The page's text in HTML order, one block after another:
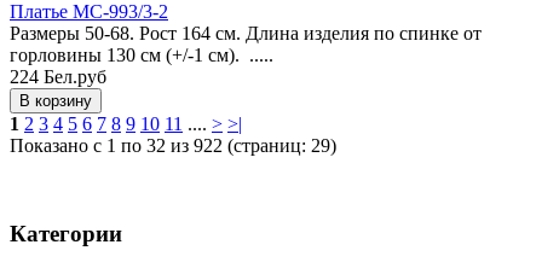
Платье MC-993/3-2
Размеры 50-68. Рост 164 см. Длина изделия по спинке от
горловины 130 см (+/-1 см). .....
224 Бел.руб
1 2 3 4 5 6 7 8 9 10 11 .... > >|
Показано с 1 по 32 из 922 (страниц: 29)
Категории